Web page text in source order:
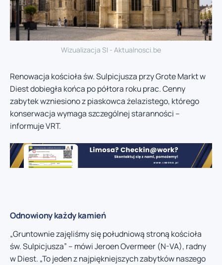
Wizualizacja SI - Aktualnosci.be
Renowacja kościoła św. Sulpicjusza przy Grote Markt w
Diest dobiegła końca po półtora roku prac. Cenny
zabytek wzniesiono z piaskowca żelazistego, którego
konserwacja wymaga szczególnej staranności –
informuje VRT.
Odnowiony każdy kamień
„Gruntownie zajęliśmy się południową stroną kościoła
św. Sulpicjusza” – mówi Jeroen Overmeer (N-VA), radny
w Diest. „To jeden z najpiękniejszych zabytków naszego